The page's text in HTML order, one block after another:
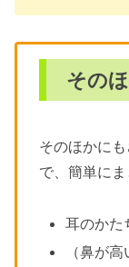
その
そのほかに
で、簡単にま
耳のかた
（鼻が